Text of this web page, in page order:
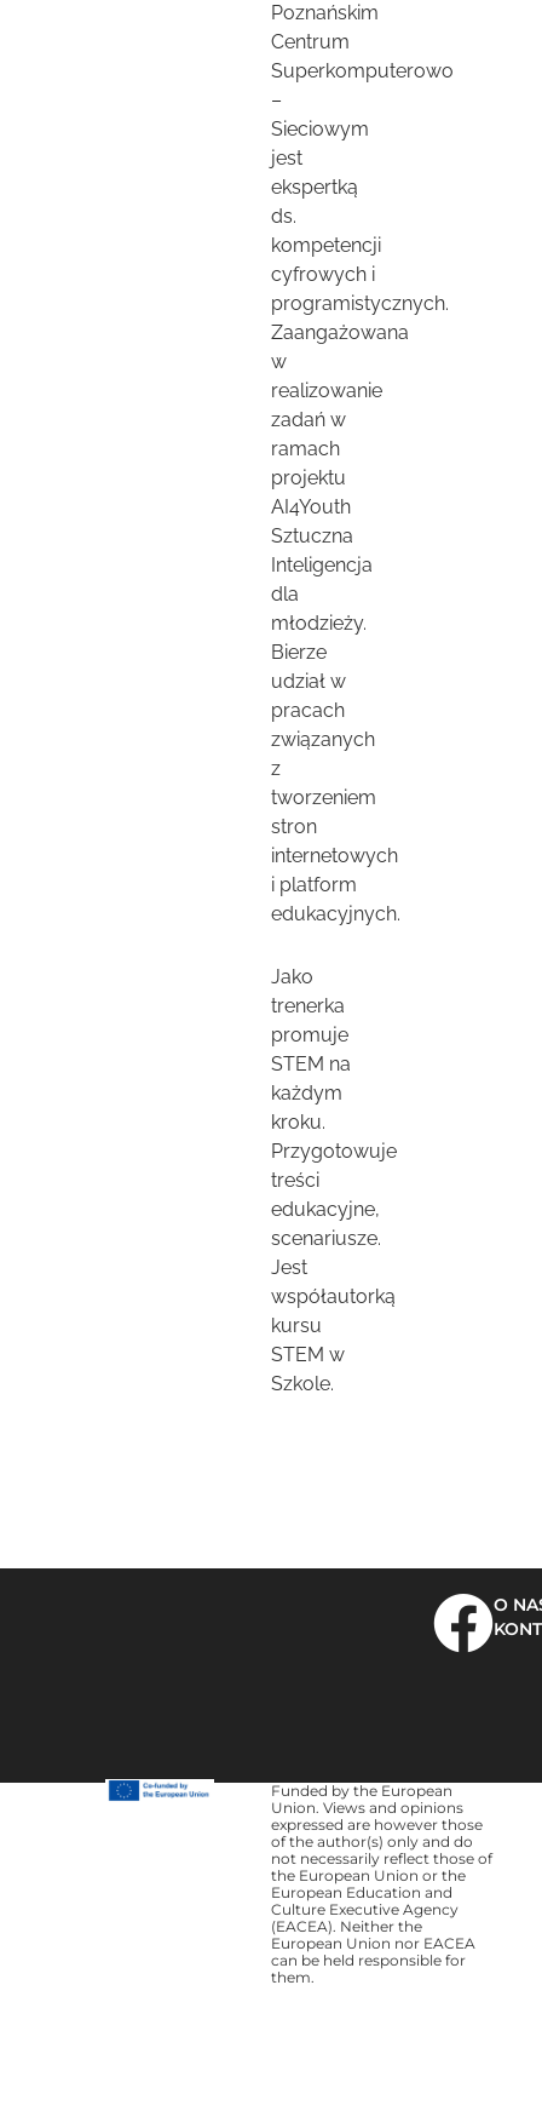
Poznańskim
Centrum
Superkomputerowo
–
Sieciowym
jest
ekspertką
ds.
kompetencji
cyfrowych i
programistycznych.
Zaangażowana
w
realizowanie
zadań w
ramach
projektu
AI4Youth
Sztuczna
Inteligencja
dla
młodzieży.
Bierze
udział w
pracach
związanych
z
tworzeniem
stron
internetowych
i platform
edukacyjnych.
Jako
trenerka
promuje
STEM na
każdym
kroku.
Przygotowuje
treści
edukacyjne,
scenariusze.
Jest
współautorką
kursu
STEM w
Szkole.
O
Funded by the European
Union. Views and opinions
expressed are however those
of the author(s) only and do
not necessarily reflect those of
the European Union or the
European Education and
Culture Executive Agency
(EACEA). Neither the
European Union nor EACEA
can be held responsible for
them.